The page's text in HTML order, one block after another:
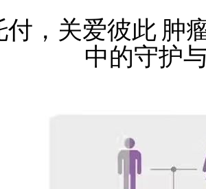
付，关爱彼此 肿
中的守护